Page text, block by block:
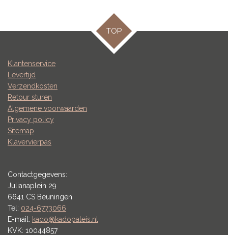
TOP
Klantenservice
Levertijd
Verzendkosten
Retour sturen
Algemene voorwaarden
Privacy policy
Sitemap
Klavervierpas
Contactgegevens:
Julianaplein 29
6641 CS Beuningen
Tel: 024-6773066
E-mail: kado@kadopaleis.nl
KVK: 10044857